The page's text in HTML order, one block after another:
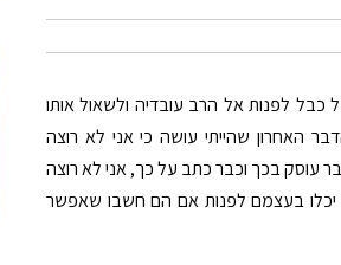
כבל לפנות אל הרב עובדיה ולשאול אותו
האחרון שהייתי עושה כי אני לא רוצה
עוסק בכך וכבר כתב על כך, אני לא רוצה
בעצמם לפנות אם הם חשבו שאפשר